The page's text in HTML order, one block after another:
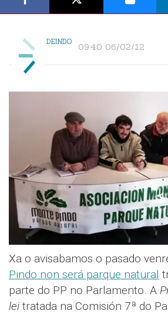
DEINDO 09:40 06/02/12
Xa o avisabamos o pasado
Pindo non será parque natural
parte do PP no Parlamento. A
lei tratada na Comisión 7ª do